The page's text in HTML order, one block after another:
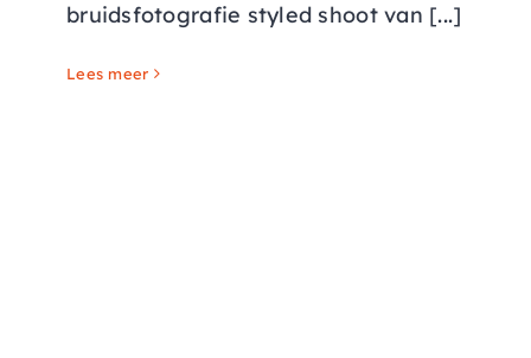
bruidsfotografie styled shoot van [...]
Lees meer